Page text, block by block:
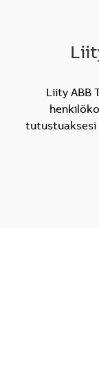
Liity ABB
tutustuaksesi